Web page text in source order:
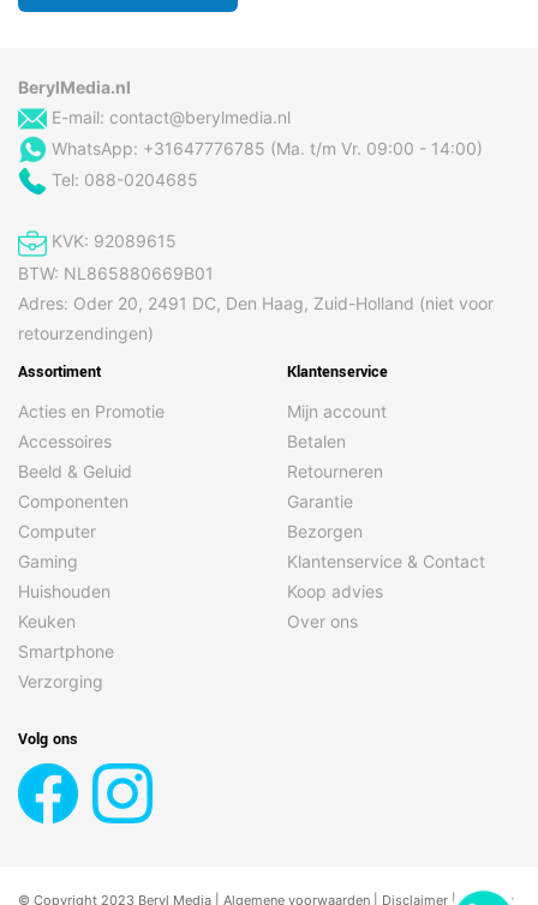
BerylMedia.nl
E-mail: contact@berylmedia.nl
WhatsApp: +31647776785 (Ma. t/m Vr. 09:00 - 14:00)
Tel: 088-0204685
KVK: 92089615
BTW: NL865880669B01
Adres: Oder 20, 2491 DC, Den Haag, Zuid-Holland (niet voor
retourzendingen)
Assortiment
Acties en Promotie
Accessoires
Beeld & Geluid
Componenten
Computer
Gaming
Huishouden
Keuken
Smartphone
Verzorging
Klantenservice
Mijn account
Betalen
Retourneren
Garantie
Bezorgen
Klantenservice & Contact
Koop advies
Over ons
Volg ons
© Copyright 2023 Beryl Media | Algemene voorwaarden Disclaimer | |Privacy